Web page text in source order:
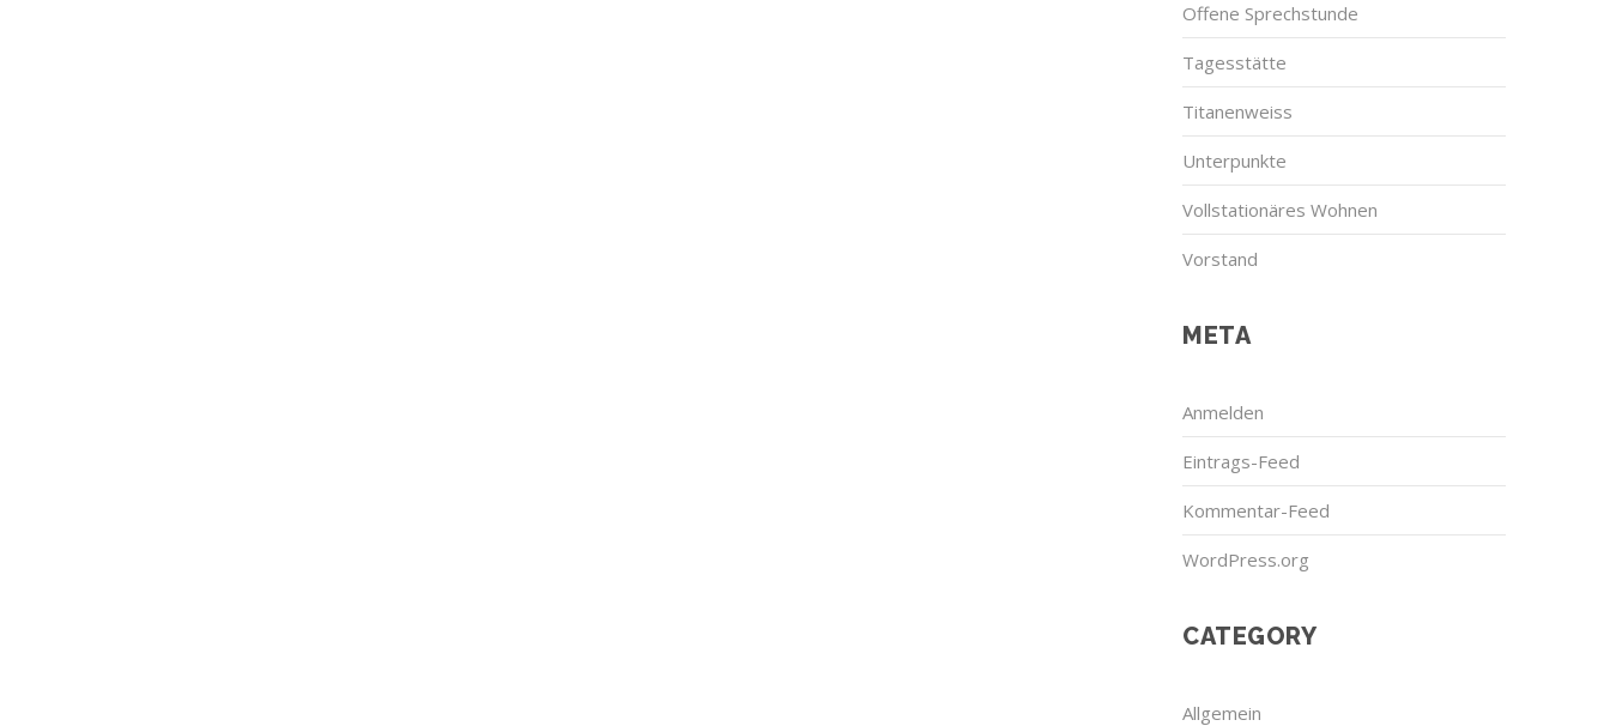
Offene Sprechstunde
Tagesstätte
Titanenweiss
Unterpunkte
Vollstationäres Wohnen
Vorstand
META
Anmelden
Eintrags-Feed
Kommentar-Feed
WordPress.org
CATEGORY
Allgemein